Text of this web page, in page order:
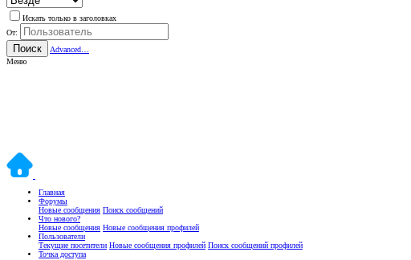
Искать только в заголовках
От:
Поиск
Advanced…
Меню
Главная
Форумы
Новые сообщения Поиск сообщений
Что нового?
Новые сообщения Новые сообщения профилей
Пользователи
Текущие посетители Новые сообщения профилей Поиск сообщений профилей
Точка доступа